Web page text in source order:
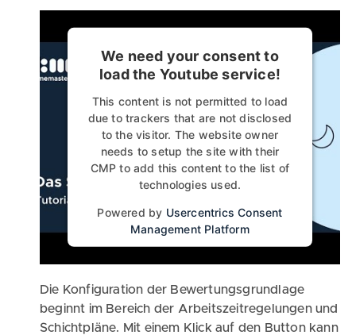
We need your consent to
load the Youtube service!
This content is not permitted to load
due to trackers that are not disclosed
to the visitor. The website owner
needs to setup the site with their
CMP to add this content to the list of
technologies used.
Powered by Usercentrics Consent
Management Platform
Die Konfiguration der Bewertungsgrundlage
beginnt im Bereich der Arbeitszeitregelungen und
Schichtpläne. Mit einem Klick auf den Button kann